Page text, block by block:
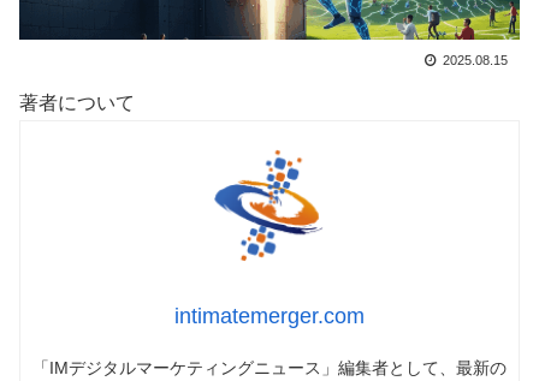
2025.08.15
著者について
intimatemerger.com
「IMデジタルマーケティングニュース」編集者として、最新の